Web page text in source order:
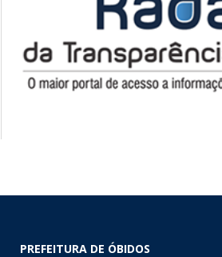
PREFEITURA DE ÓBIDOS